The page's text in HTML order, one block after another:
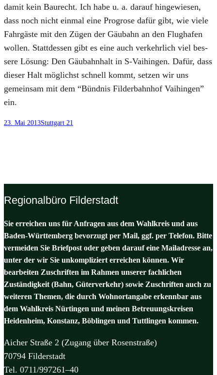
damit kein Bau­recht. Ich habe u. a. dar­auf hin­ge­wie­sen,
dass noch nicht ein­mal eine Prog­ro­se dafür gibt, wie vie­le
Fahr­gäs­te mit den Zügen der Gäu­bahn an den Flug­ha­fen
wol­len. Statt­des­sen gibt es eine auch ver­kehr­lich viel bes­
se­re Lösung: Den Gäu­bahn­halt in S‑Vaihingen. Dafür, dass
die­ser Halt mög­lichst schnell kommt, set­zen wir uns
gemein­sam mit dem “Bünd­nis Fil­der­bahn­hof Vai­hin­gen”
ein.
23. Mai 2013Stuttgart 21
Regionalbüro Filderstadt
Sie erreichen uns für Anfragen aus dem Wahlkreis und aus
Baden-Württemberg bevorzugt per Mail, ggf. per Telefon. Bitte
vermeiden Sie Briefpost oder geben darauf eine Mailadresse an,
unter der wir Sie unkompliziert erreichen können. Wir
bearbeiten Zuschriften im Rahmen unserer fachlichen
Zuständigkeit (Bahn, Güterverkehr) sowie Zuschriften auch zu
weiteren Themen, die durch Wohnortangabe erkennbar aus
dem Wahlkreis Nürtingen und meinen Betreuungskreisen
Heidenheim, Konstanz, Böblingen und Tuttlingen kommen.
Aicher Straße 2 (Zugang über Rosenstraße)
70794 Filderstadt
Tel. 0711/997261–40